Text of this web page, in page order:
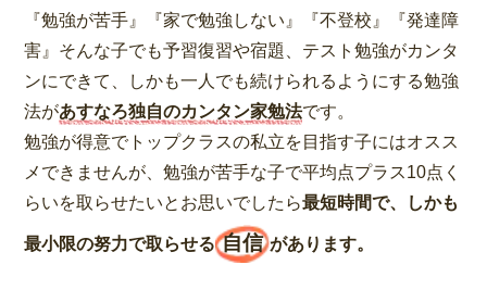
『勉強が苦手』『家で勉強しない』『不登校』『発達障
害』そんな子でも予習復習や宿題、テスト勉強がカンタ
ンにできて、しかも一人でも続けられるようにする勉強
法があすなろ独自のカンタン家勉法です。
勉強が得意でトップクラスの私立を目指す子にはオスス
メできませんが、勉強が苦手な子で平均点プラス10点く
らいを取らせたいとお思いでしたら最短時間で、しかも
最小限の努力で取らせる 自信 があります。